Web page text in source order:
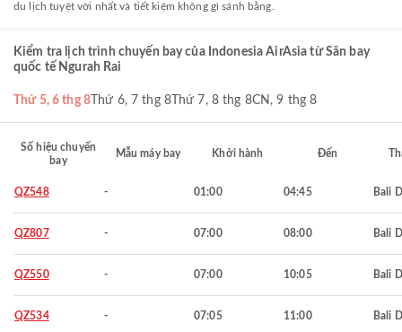
du lịch tuyệt vời nhất và tiết kiệm không gì sánh bằng.
Kiểm tra lịch trình chuyến bay của Indonesia AirAsia từ Sân bay
quốc tế Ngurah Rai
Thứ 5, 6 thg 8Thứ 6, 7 thg 8Thứ 7, 8 thg 8CN, 9 thg 8
Số hiệu chuyến
bay
Mẫu máy bay Khởi hành Đến
QZ548 - 01:00 04:45 Bali
QZ807 - 07:00 08:00 Bali
QZ550 - 07:00 10:05 Bali
QZ534 - 07:05 11:00 Bali